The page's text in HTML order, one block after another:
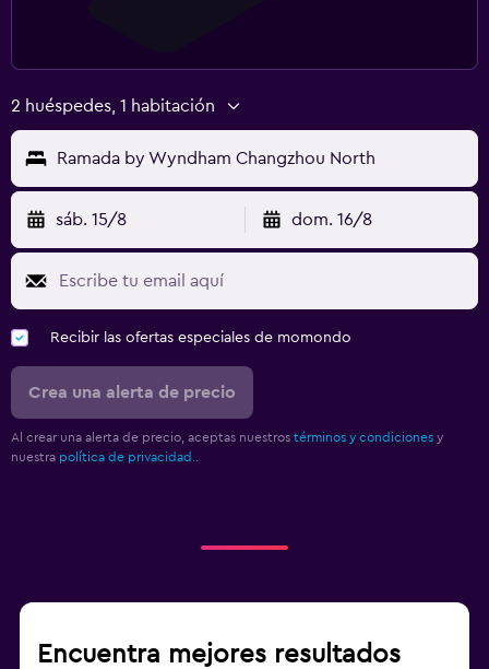
2 huéspedes, 1 habitación
Ramada by Wyndham Changzhou North
sáb. 15/8 dom. 16/8
Recibir las ofertas especiales de momondo
Crea una alerta de precio
Al crear una alerta de precio, aceptas nuestros términos y condiciones y
nuestra política de privacidad.
Encuentra mejores resultados